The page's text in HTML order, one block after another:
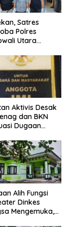
Satres
Polres
Utara
dan amankan
pelaku
Aktivis Desak
dan BKN
Dugaan
di IAIN Langsa
Alih Fungsi
Dinkes
Mengemuka,